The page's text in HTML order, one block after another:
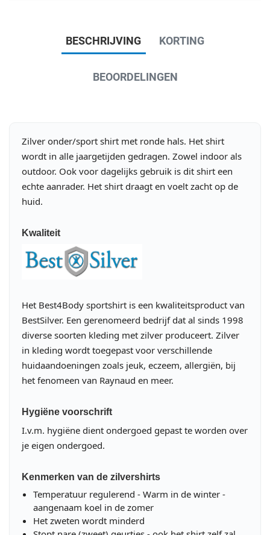
BESCHRIJVING KORTING
BEOORDELINGEN
Zilver onder/sport shirt met ronde hals. Het shirt
wordt in alle jaargetijden gedragen. Zowel indoor als
outdoor. Ook voor dagelijks gebruik is dit shirt een
echte aanrader. Het shirt draagt en voelt zacht op de
huid.
Kwaliteit
Het Best4Body sportshirt is een kwaliteitsproduct van
BestSilver. Een gerenomeerd bedrijf dat al sinds 1998
diverse soorten kleding met zilver produceert. Zilver
in kleding wordt toegepast voor verschillende
huidaandoeningen zoals jeuk, eczeem, allergiën, bij
het fenomeen van Raynaud en meer.
Hygiëne voorschrift
I.v.m. hygiëne dient ondergoed gepast te worden over
je eigen ondergoed.
Kenmerken van de zilvershirts
Temperatuur regulerend - Warm in de winter -
aangenaam koel in de zomer
Het zweten wordt minderd